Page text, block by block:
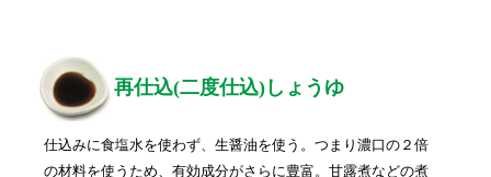
再仕込(二度仕込)しょうゆ
仕込みに食塩水を使わず、生醤油を使う。つまり濃口の２倍
の材料を使うため、有効成分がさらに豊富。甘露煮などの煮